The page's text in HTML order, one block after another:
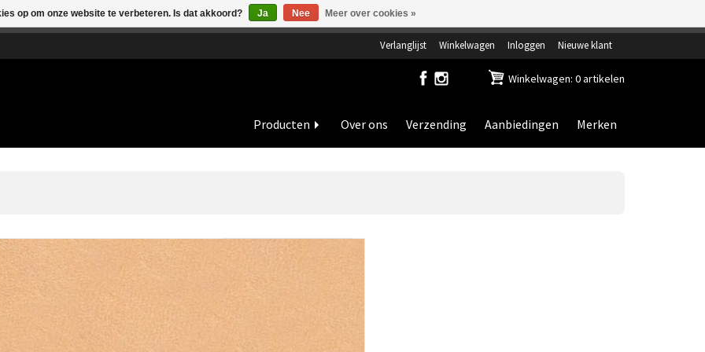
Verlanglijst Winkelwagen Inloggen Nieuwe klant
Winkelwagen: 0 artikelen
Producten Over ons Verzending Aanbiedingen Merken
op om onze website te verbeteren. Is dat akkoord? Ja Nee Meer over cookies »
vakantieperiode zijn wij in juli en augustus op dinsdag en woensdag gesloten.